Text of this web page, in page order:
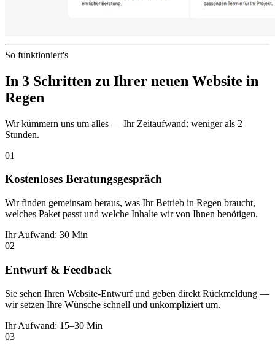
So funktioniert's
In 3 Schritten zu Ihrer neuen Website in
Regen
Wir kümmern uns um alles — Ihr Zeitaufwand: weniger als 2
Stunden.
01
Kostenloses Beratungsgespräch
Wir finden gemeinsam heraus, was Ihr Betrieb in Regen braucht,
welches Paket passt und welche Inhalte wir von Ihnen benötigen.
Ihr Aufwand: 30 Min
02
Entwurf & Feedback
Sie sehen Ihren Website-Entwurf und geben direkt Rückmeldung —
wir setzen Ihre Wünsche schnell und unkompliziert um.
Ihr Aufwand: 15–30 Min
03